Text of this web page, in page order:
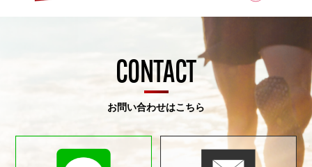
CONTACT
お問い合わせはこちら